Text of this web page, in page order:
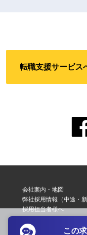
転職支援サービス
会社案内・地図
弊社採用情報（中途・新
採用担当者様へ
転職支援サービス利用
この